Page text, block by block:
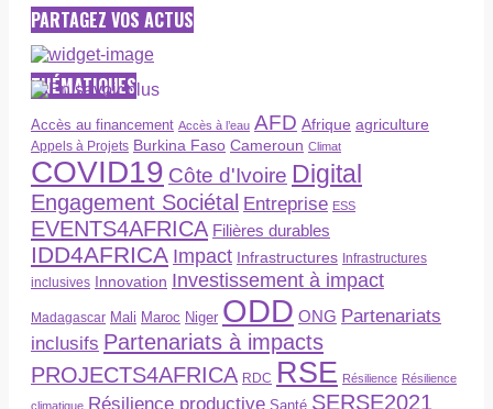
PARTAGEZ VOS ACTUS
THÉMATIQUES
Accès au financement Accès à l’eau AFD Afrique agriculture
Appels à Projets Burkina Faso Cameroun Climat
COVID19 Côte d'Ivoire Digital
Engagement Sociétal Entreprise ESS
EVENTS4AFRICA Filières durables
IDD4AFRICA Impact Infrastructures Infrastructures
inclusives Innovation Investissement à impact
Madagascar Mali Maroc Niger ODD ONG Partenariats
inclusifs Partenariats à impacts
PROJECTS4AFRICA RDC RSE Résilience Résilience
climatique Résilience productive Santé SERSE2021